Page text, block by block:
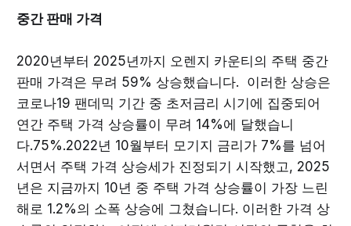
중간 판매 가격
2020년부터 2025년까지 오렌지 카운티의 주택 중간
판매 가격은 무려 59% 상승했습니다. 이러한 상승은
코로나19 팬데믹 기간 중 초저금리 시기에 집중되어
연간 주택 가격 상승률이 무려 14%에 달했습니
다.75%.2022년 10월부터 모기지 금리가 7%를 넘어
서면서 주택 가격 상승세가 진정되기 시작했고, 2025
년은 지금까지 10년 중 주택 가격 상승률이 가장 느린
해로 1.2%의 소폭 상승에 그쳤습니다. 이러한 가격 상